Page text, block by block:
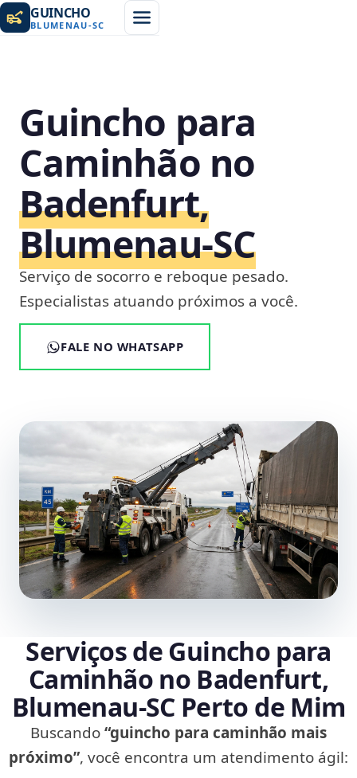
GUINCHO
BLUMENAU-SC
Guincho para
Caminhão no
Badenfurt,
Blumenau‑SC
Serviço de socorro e reboque pesado.
Especialistas atuando próximos a você.
FALE NO WHATSAPP
Serviços de Guincho para
Caminhão no Badenfurt,
Blumenau‑SC Perto de Mim
Buscando“guincho para caminhão mais
próximo”, você encontra um atendimento ágil: